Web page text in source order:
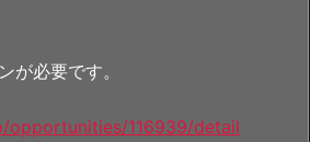
が必要です。
opportunities/116939/detail